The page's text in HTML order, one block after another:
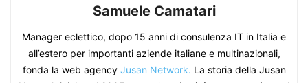
Samuele Camatari
Manager eclettico, dopo 15 anni di consulenza IT in Italia e
all’estero per importanti aziende italiane e multinazionali,
fonda la web agency Jusan Network. La storia della Jusan